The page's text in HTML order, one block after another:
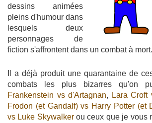
dessins animées
pleins d'humour dans
lesquels deux
personnages de
fiction s'affrontent dans un combat à mort.
Il a déjà produit une quarantaine de
combats les plus bizarres qu'on
Frankenstein vs d'Artagnan, Lara Croft
Frodon (et Gandalf) vs Harry Potter (et
vs Luke Skywalkerou ceux que je vous